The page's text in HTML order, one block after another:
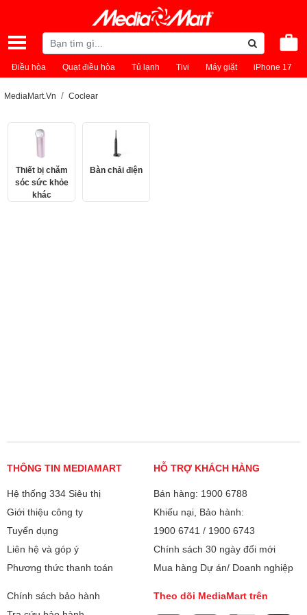
Điều hòa Quạt điều hòa Tủ lạnh Tivi Máy giặt iPhone 17
MediaMart.Vn Coclear
Thiết bị chăm
sóc sức khỏe
khác
Bàn chải điện
THÔNG TIN MEDIAMART
Hệ thống 334 Siêu thị
Giới thiệu công ty
Tuyển dụng
Liên hệ và góp ý
Phương thức thanh toán
HỖ TRỢ KHÁCH HÀNG
Bán hàng: 1900 6788
Khiếu nại, Bảo hành:
1900 6741 / 1900 6743
Chính sách 30 ngày đổi mới
Mua hàng Dự án/ Doanh nghiệp
Chính sách bảo hành
Theo dõi MediaMart trên